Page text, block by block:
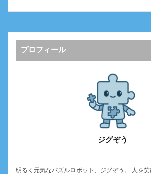
プロフィール
ジグぞう
明るく元気なパズルロボット、ジグぞう。 人を